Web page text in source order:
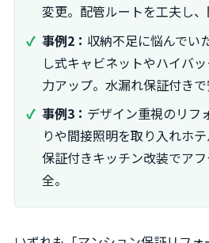
変更。配管ルートを工夫し、
事例2： 収納不足に悩んでい
し式キャビネットやハイバ
力アップ。水漏れ保証付きで
事例3： デザイン重視のリフ
りや間接照明を取り入れホテ
保証付きキッチン改装でア
全。